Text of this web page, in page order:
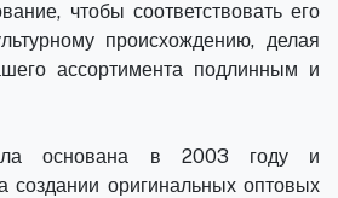
чтобы соответствовать его
происхождению, делая
ассортимента подлинным и
основана в 2003 году и
создании оригинальных оптовых